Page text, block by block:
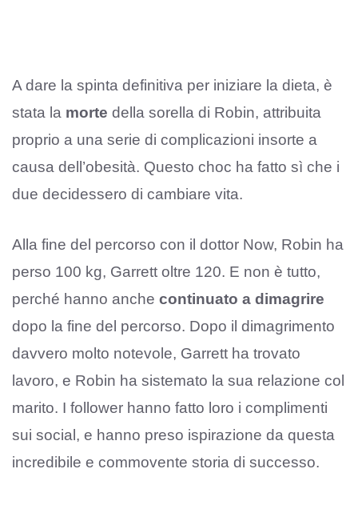
A dare la spinta definitiva per iniziare la dieta, è
stata la morte della sorella di Robin, attribuita
proprio a una serie di complicazioni insorte a
causa dell’obesità. Questo choc ha fatto sì che i
due decidessero di cambiare vita.
Alla fine del percorso con il dottor Now, Robin ha
perso 100 kg, Garrett oltre 120. E non è tutto,
perché hanno anche continuato a dimagrire
dopo la fine del percorso. Dopo il dimagrimento
davvero molto notevole, Garrett ha trovato
lavoro, e Robin ha sistemato la sua relazione col
marito. I follower hanno fatto loro i complimenti
sui social, e hanno preso ispirazione da questa
incredibile e commovente storia di successo.